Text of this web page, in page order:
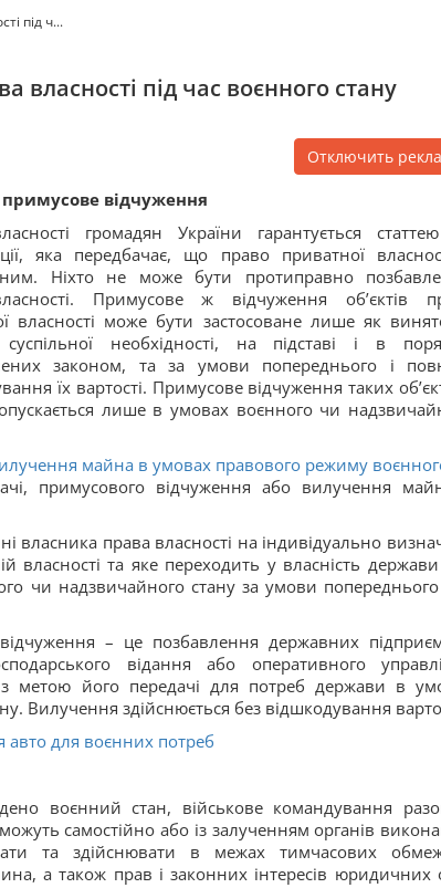
під ч...
під час воєнного стану
Отключить
відчуження
громадян України гарантується
яка передбачає, що право приватної
Ніхто не може бути протиправно
Примусове ж відчуження об’єктів
власності може бути застосоване лише як
необхідності, на підставі і в
законом, та за умови попереднього і
їх вартості. Примусове відчуження таких
лише в умовах воєнного чи
майна в умовах правового режиму
примусового відчуження або вилучення
власника права власності на індивідуально
та яке переходить у власність
чи надзвичайного стану за умови
– це позбавлення державних
відання або оперативного
метою його передачі для потреб держави в
Вилучення здійснюється без відшкодування
для воєнних потреб
воєнний стан, військове командування
самостійно або із залученням органів
та здійснювати в межах тимчасових
а також прав і законних інтересів юридичних